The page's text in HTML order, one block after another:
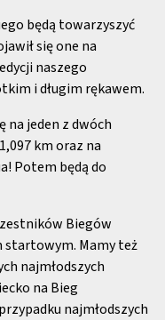
będą towarzyszyć
się one na
naszego
i długim rękawem.
na jeden z dwóch
km oraz na
Potem będą do
Biegów
startowym. Mamy też
najmłodszych
na Bieg
najmłodszych